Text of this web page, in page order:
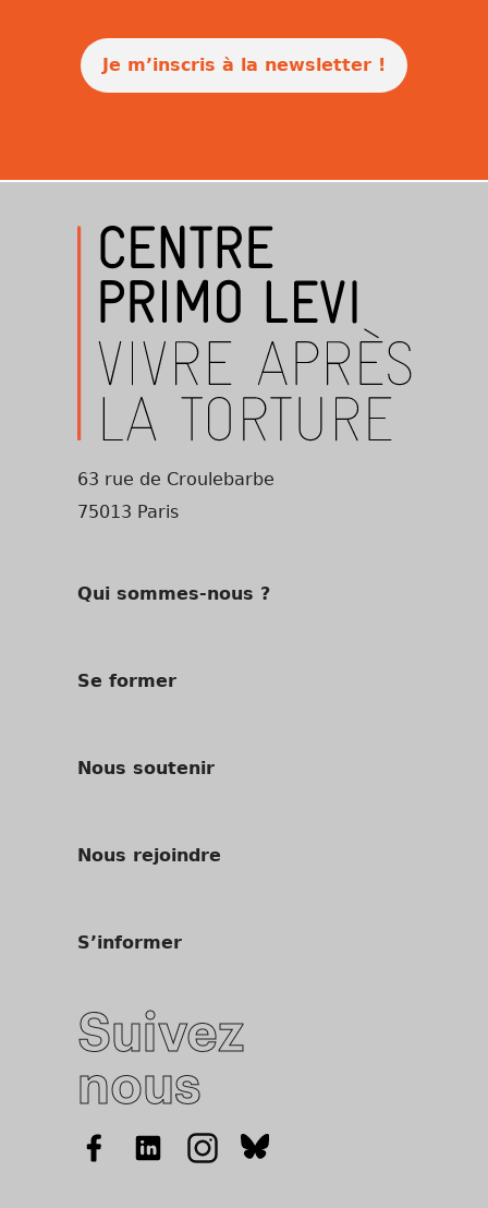
Je m’inscris à la newsletter !
63 rue de Croulebarbe
75013 Paris
Qui sommes-nous ?
Se former
Nous soutenir
Nous rejoindre
S’informer
Suivez
nous